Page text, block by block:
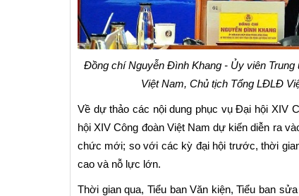
Đồng chí Nguyễn Đình Khang - Ủy viên
Việt Nam, Chủ tịch Tổng LĐLĐ
Về dự thảo các nội dung phục vụ Đại hội XIV
hội XIV Công đoàn Việt Nam dự kiến diễn ra
chức mới; so với các kỳ đại hội trước, thời
cao và nỗ lực lớn.
Thời gian qua, Tiểu ban Văn kiện, Tiểu ban